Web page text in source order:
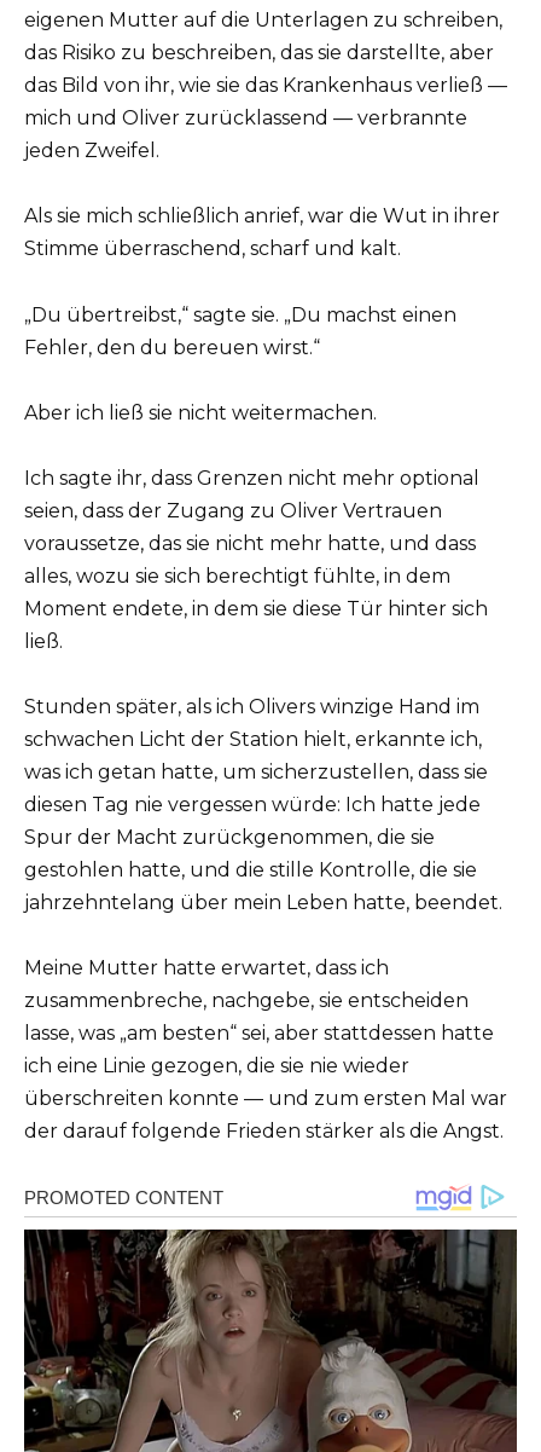
eigenen Mutter auf die Unterlagen zu schreiben,
das Risiko zu beschreiben, das sie darstellte, aber
das Bild von ihr, wie sie das Krankenhaus verließ —
mich und Oliver zurücklassend — verbrannte
jeden Zweifel.
Als sie mich schließlich anrief, war die Wut in ihrer
Stimme überraschend, scharf und kalt.
„Du übertreibst,“ sagte sie. „Du machst einen
Fehler, den du bereuen wirst.“
Aber ich ließ sie nicht weitermachen.
Ich sagte ihr, dass Grenzen nicht mehr optional
seien, dass der Zugang zu Oliver Vertrauen
voraussetze, das sie nicht mehr hatte, und dass
alles, wozu sie sich berechtigt fühlte, in dem
Moment endete, in dem sie diese Tür hinter sich
ließ.
Stunden später, als ich Olivers winzige Hand im
schwachen Licht der Station hielt, erkannte ich,
was ich getan hatte, um sicherzustellen, dass sie
diesen Tag nie vergessen würde: Ich hatte jede
Spur der Macht zurückgenommen, die sie
gestohlen hatte, und die stille Kontrolle, die sie
jahrzehntelang über mein Leben hatte, beendet.
Meine Mutter hatte erwartet, dass ich
zusammenbreche, nachgebe, sie entscheiden
lasse, was „am besten“ sei, aber stattdessen hatte
ich eine Linie gezogen, die sie nie wieder
überschreiten konnte — und zum ersten Mal war
der darauf folgende Frieden stärker als die Angst.